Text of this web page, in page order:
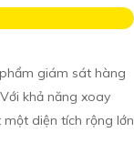
giám sát hàng
khả năng xoay
diện tích rộng lớn